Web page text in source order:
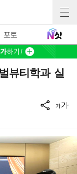
포토
뷰티학과 실
가가